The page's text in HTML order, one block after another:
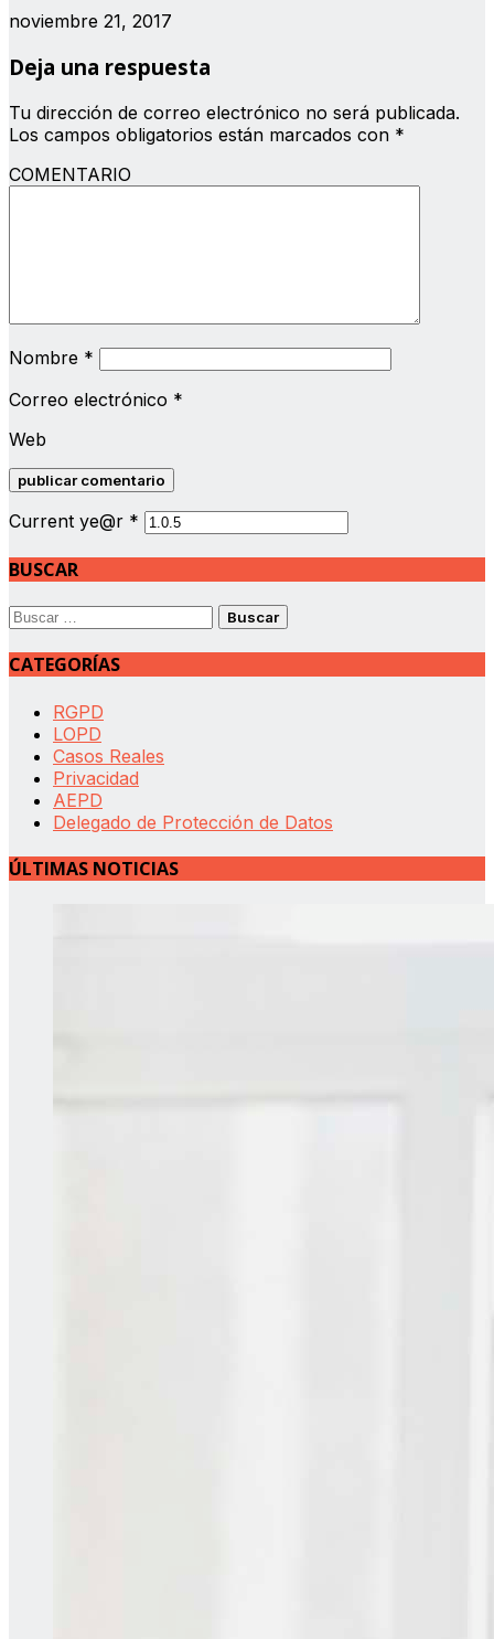
noviembre 21, 2017
Deja una respuesta
Tu dirección de correo electrónico no será publicada.
Los campos obligatorios están marcados con *
COMENTARIO
Nombre *
Correo electrónico *
Web
Current ye@r *
BUSCAR
Buscar:
CATEGORÍAS
RGPD
LOPD
Casos Reales
Privacidad
AEPD
Delegado de Protección de Datos
ÚLTIMAS NOTICIAS